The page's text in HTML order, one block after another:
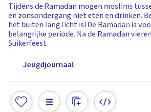
Tijdens de Ramadan mogen moslims
en zonsondergang niet eten en drinken.
het buiten lang licht is! De Ramadan is
belangrijke periode. Na de Ramadan
Suikerfeest.
Jeugdjournaal